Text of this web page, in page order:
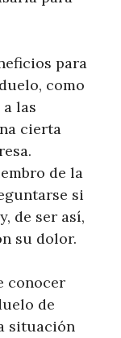
para
como
las
cierta
de la
si
de ser así,
su dolor.
conocer
de
situación